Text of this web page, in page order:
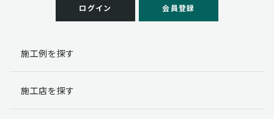
客様には、貴殿の個人情報の利用目的の通知、開示、訂
理・機密保持などによりお客様の個人情報の漏洩防止に
個人情報提出の任意性
ログイン 会員登録
施工例を探す
施工店を探す